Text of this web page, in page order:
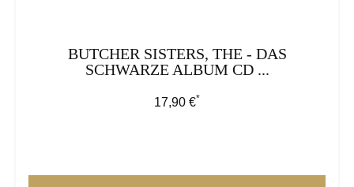
BUTCHER SISTERS, THE - DAS
SCHWARZE ALBUM CD ...
Regulärer Preis:
17,90 €*